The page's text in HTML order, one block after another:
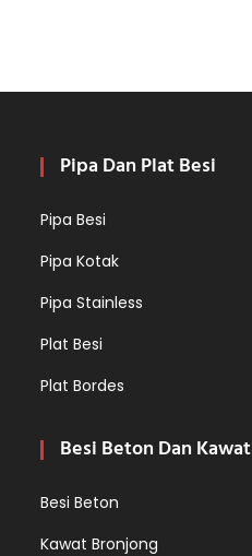
Pipa Dan Plat Besi
Pipa Besi
Pipa Kotak
Pipa Stainless
Plat Besi
Plat Bordes
Besi Beton Dan Kawat
Besi Beton
Kawat Bronjong